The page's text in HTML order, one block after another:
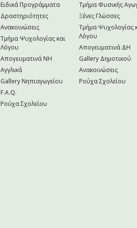
Ειδικά Προγράμματα
Δραστηριότητες
Ανακοινώσεις
Τμήμα Ψυχολογίας και
Λόγου
Απογευματινά NH
Αγγλικά
Gallery Νηπιαγωγείου
F.A.Q.
Ρούχα Σχολείου
Τμήμα Φυσικής
Ξένες Γλώσσες
Τμήμα Ψυχολογίας
Λόγου
Απογευματινά ΔΗ
Gallery Δημοτικού
Ανακοινώσεις
Ρούχα Σχολείου